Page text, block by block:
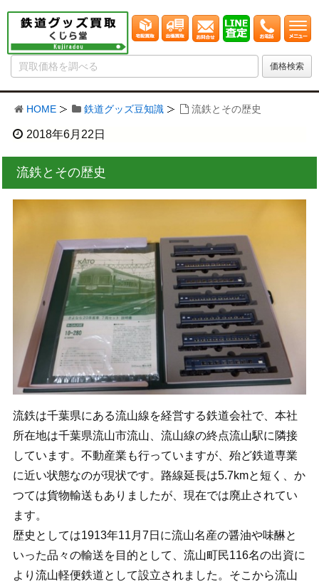
HOME 鉄道グッズ豆知識 流鉄とその歴史
2018年6月22日
流鉄とその歴史
流鉄は千葉県にある流山線を経営する鉄道会社で、本社
所在地は千葉県流山市流山、流山線の終点流山駅に隣接
しています。不動産業も行っていますが、殆ど鉄道専業
に近い状態なのが現状です。路線延長は5.7kmと短く、か
つては貨物輸送もありましたが、現在では廃止されてい
ます。
歴史としては1913年11月7日に流山名産の醤油や味醂と
いった品々の輸送を目的として、流山町民116名の出資に
より流山軽便鉄道として設立されました。そこから流山